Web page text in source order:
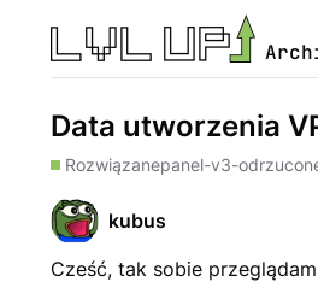
Data utworzenia
Rozwiązanepanel-v3-
kubus
Cześć, tak sobie